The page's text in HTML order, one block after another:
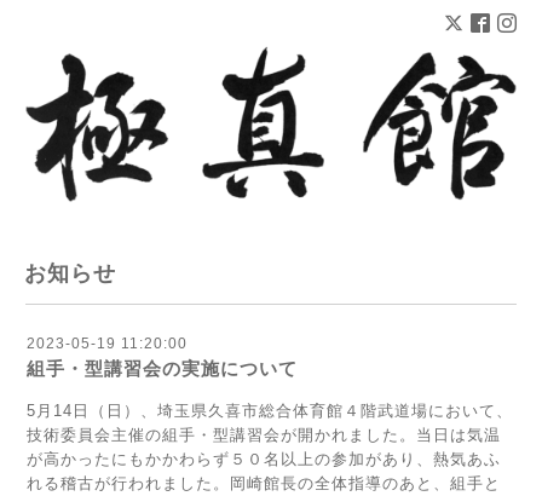
お知らせ
2023-05-19 11:20:00
組手・型講習会の実施について
5月14日（日）、埼玉県久喜市総合体育館４階武道場において、
技術委員会主催の組手・型講習会が開かれました。当日は気温
が高かったにもかかわらず５０名以上の参加があり、熱気あふ
れる稽古が行われました。岡崎館長の全体指導のあと、組手と